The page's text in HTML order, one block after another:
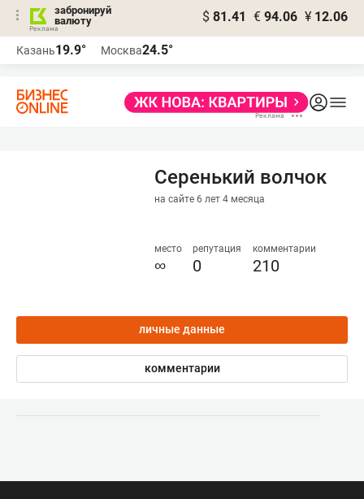
забронируй
валюту
$ 81.41 € 94.06 ¥ 12.06
Казань19.9° Москва24.5°
Серенький волчок
на сайте 6 лет 4 месяца
место
∞
репутация
0
комментарии
210
личные данные
комментарии